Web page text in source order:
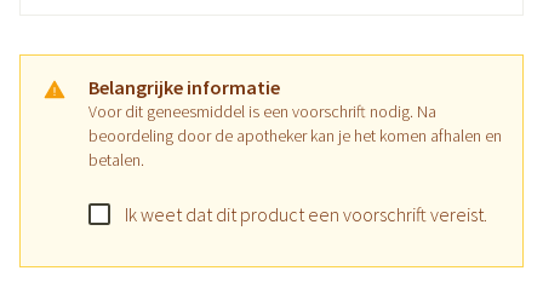
Belangrijke informatie
Voor dit geneesmiddel is een voorschrift nodig. Na
beoordeling door de apotheker kan je het komen afhalen en
betalen.
Ik weet dat dit product een voorschrift vereist.